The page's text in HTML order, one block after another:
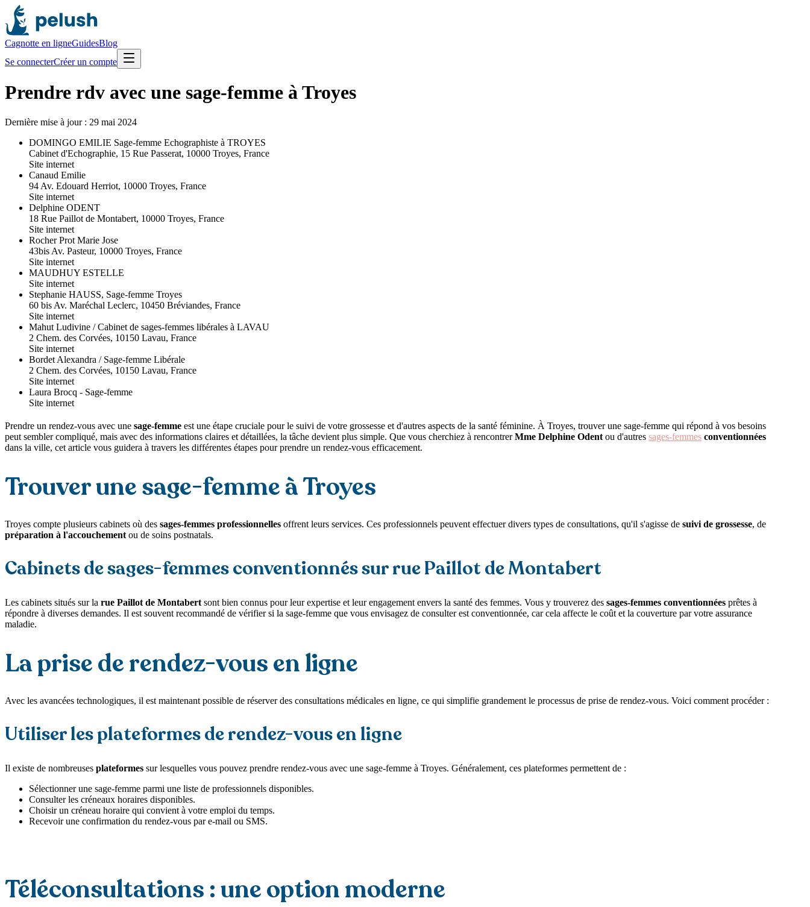
Cagnotte en ligneGuidesBlog
Se connecterCréer un compte
Prendre rdv avec une sage-femme à Troyes
Dernière mise à jour : 29 mai 2024
DOMINGO EMILIE Sage-femme Echographiste à TROYES
Cabinet d'Echographie, 15 Rue Passerat, 10000 Troyes, France
Site internet
Canaud Emilie
94 Av. Edouard Herriot, 10000 Troyes, France
Site internet
Delphine ODENT
18 Rue Paillot de Montabert, 10000 Troyes, France
Site internet
Rocher Prot Marie Jose
43bis Av. Pasteur, 10000 Troyes, France
Site internet
MAUDHUY ESTELLE
Site internet
Stephanie HAUSS, Sage-femme Troyes
60 bis Av. Maréchal Leclerc, 10450 Bréviandes, France
Site internet
Mahut Ludivine / Cabinet de sages-femmes libérales à LAVAU
2 Chem. des Corvées, 10150 Lavau, France
Site internet
Bordet Alexandra / Sage-femme Libérale
2 Chem. des Corvées, 10150 Lavau, France
Site internet
Laura Brocq - Sage-femme
Site internet
Prendre un rendez-vous avec une sage-femme est une étape cruciale pour le suivi de votre grossesse et d'autres aspects de la santé féminine. À Troyes, trouver une sage-femme qui répond à vos besoins
peut sembler compliqué, mais avec des informations claires et détaillées, la tâche devient plus simple. Que vous cherchiez à rencontrerMme Delphine Odent ou d'autres sages-femmes conventionnées
dans la ville, cet article vous guidera à travers les différentes étapes pour prendre un rendez-vous efficacement.
Trouver une sage-femme à Troyes
Troyes compte plusieurs cabinets où des sages-femmes professionnelles offrent leurs services. Ces professionnels peuvent effectuer divers types de consultations, qu'il s'agisse de suivi de grossesse, de
préparation à l'accouchement ou de soins postnatals.
Cabinets de sages-femmes conventionnés sur rue Paillot de Montabert
Les cabinets situés sur la rue Paillot de Montabert sont bien connus pour leur expertise et leur engagement envers la santé des femmes. Vous y trouverez des sages-femmes conventionnées prêtes à
répondre à diverses demandes. Il est souvent recommandé de vérifier si la sage-femme que vous envisagez de consulter est conventionnée, car cela affecte le coût et la couverture par votre assurance
maladie.
La prise de rendez-vous en ligne
Avec les avancées technologiques, il est maintenant possible de réserver des consultations médicales en ligne, ce qui simplifie grandement le processus de prise de rendez-vous. Voici comment procéder :
Utiliser les plateformes de rendez-vous en ligne
Il existe de nombreuses plateformes sur lesquelles vous pouvez prendre rendez-vous avec une sage-femme à Troyes. Généralement, ces plateformes permettent de :
Sélectionner une sage-femme parmi une liste de professionnels disponibles.
Consulter les créneaux horaires disponibles.
Choisir un créneau horaire qui convient à votre emploi du temps.
Recevoir une confirmation du rendez-vous par e-mail ou SMS.
Téléconsultations : une option moderne